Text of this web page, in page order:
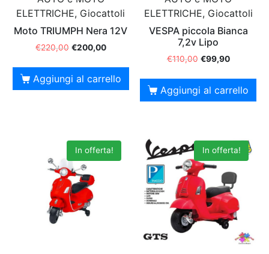
ELETTRICHE, Giocattoli
Moto TRIUMPH Nera 12V
€220,00 €200,00
Aggiungi al carrello
ELETTRICHE, Giocattoli
VESPA piccola Bianca
7,2v Lipo
€110,00 €99,90
Aggiungi al carrello
In offerta! In offerta!